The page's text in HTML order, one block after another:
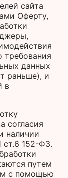
сайта
Оферту,
требования
данных
раньше), и
в
согласия
наличии
ст.6 152-ФЗ.
путем
с помощью